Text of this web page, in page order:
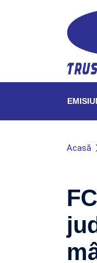
Acasă